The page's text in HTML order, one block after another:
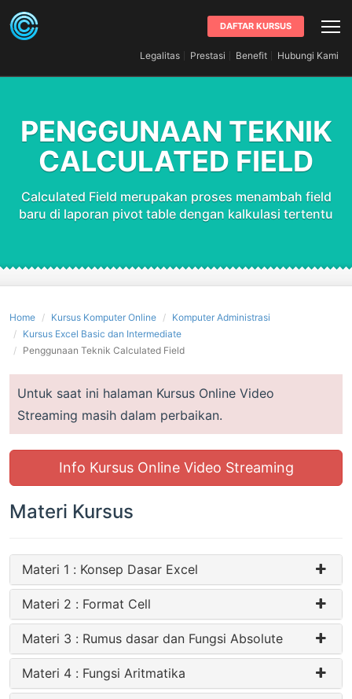
DAFTAR KURSUS
Legalitas Prestasi Benefit Hubungi Kami
PENGGUNAAN TEKNIK
CALCULATED FIELD
Calculated Field merupakan proses menambah field
baru di laporan pivot table dengan kalkulasi tertentu
Home Kursus Komputer Online
Komputer Administrasi
Kursus Excel Basic dan Intermediate
Penggunaan Teknik Calculated Field
Untuk saat ini halaman Kursus Online Video
Streaming masih dalam perbaikan.
Info Kursus Online Video Streaming
Materi Kursus
Materi 1 : Konsep Dasar Excel
Materi 2 : Format Cell
Materi 3 : Rumus dasar dan Fungsi Absolute
Materi 4 : Fungsi Aritmatika